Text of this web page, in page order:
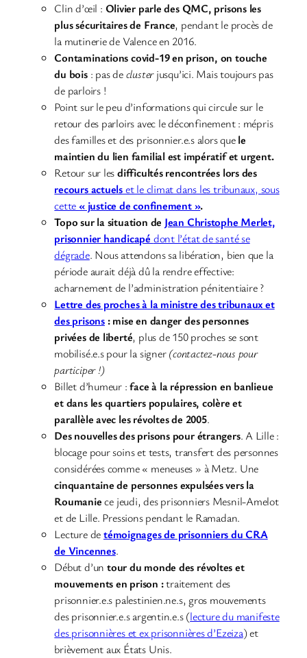
Clin d’œil : Olivier parle des QMC, prisons les
plus sécuritaires de France, pendant le procès de
la mutinerie de Valence en 2016.
Contaminations covid-19 en prison, on touche
du bois: pas declusterjusqu’ici. Mais toujours pas
de parloirs !
Point sur le peu d’informations qui circule sur le
retour des parloirs avec le déconfinement : mépris
des familles et des prisonnier.e.s alors quele
maintien du lien familial est impératif et urgent.
Retour sur lesdifficultés rencontrées lors des
recours actuelset le climat dans les tribunaux, sous
cette« justice de confinement ».
Topo sur la situation de Jean Christophe Merlet,
prisonnier handicapé dont l’état de santé se
dégrade. Nous attendons sa libération, bien que la
période aurait déjà dû la rendre effective:
acharnement de l’administration pénitentiaire ?
Lettre des proches à la ministre des tribunaux et
des prisons: mise en danger des personnes
privées de liberté, plus de 150 proches se sont
mobilisé.e.s pour la signer(contactez-nous pour
participer !)
Billet d’humeur :face à la répression en banlieue
et dans les quartiers populaires, colère et
parallèle avec les révoltes de 2005.
Des nouvelles des prisons pour étrangers. A Lille :
blocage pour soins et tests, transfert des personnes
considérées comme « meneuses » à Metz. Une
cinquantaine de personnes expulsées vers la
Roumaniece jeudi, des prisonniers Mesnil-Amelot
et de Lille. Pressions pendant le Ramadan.
Lecture detémoignages de prisonniers du CRA
de Vincennes.
Début d’un tour du monde des révoltes et
mouvements en prison :traitement des
prisonnier.e.s palestinien.ne.s, gros mouvements
des prisonnier.e.s argentin.e.s (lecture du manifeste
des prisonnières et ex prisonnières d’Ezeiza) et
brièvement aux États Unis.